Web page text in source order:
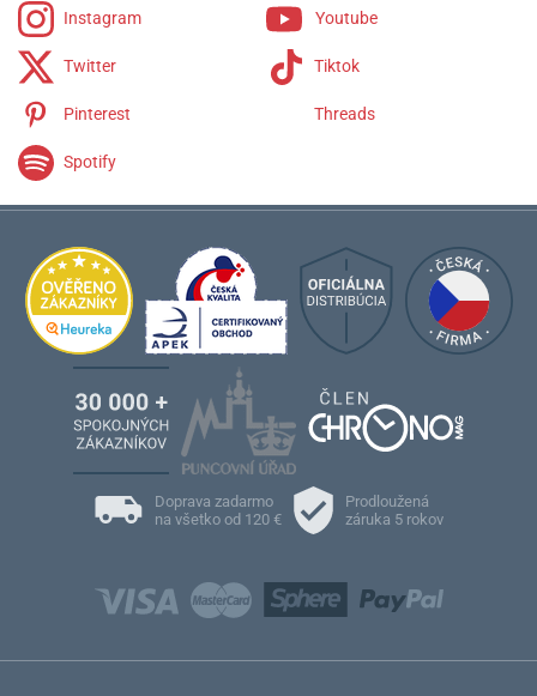
Instagram Youtube
Twitter Tiktok
Pinterest Threads
Spotify
Doprava zadarmo
na všetko od 120 €
Prodloužená
záruka 5 rokov